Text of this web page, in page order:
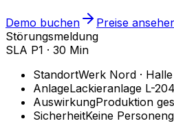
Demo buchen
Preise
Störungsmeldung
SLA P1 · 30 Min
StandortWerk Nord ·
AnlageLackieranlage L-204
AuswirkungProduktion
SicherheitKeine